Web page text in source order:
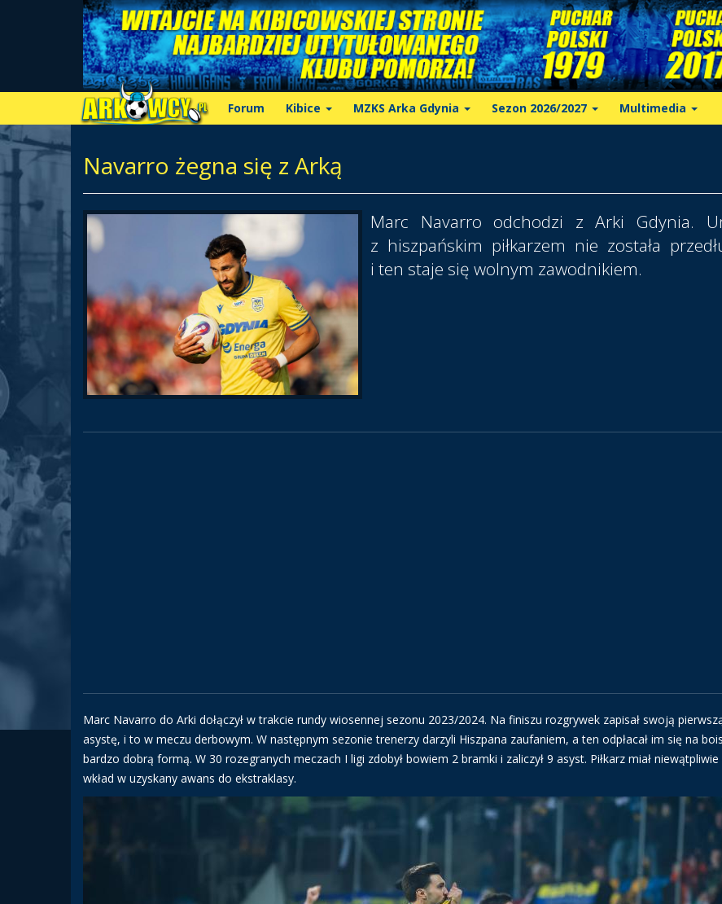
Forum Kibice MZKS Arka Gdynia Sezon 2026/2027 Multimedia
Navarro żegna się z Arką
Marc Navarro odchodzi z Arki Gdynia.
z hiszpańskim piłkarzem nie została
i ten staje się wolnym zawodnikiem.
Marc Navarro do Arki dołączył w trakcie rundy wiosennej sezonu 2023/2024. Na finiszu rozgrywek zapisał swoją
asystę, i to w meczu derbowym. W następnym sezonie trenerzy darzyli Hiszpana zaufaniem, a ten odpłacał im się na
bardzo dobrą formą. W 30 rozegranych meczach I ligi zdobył bowiem 2 bramki i zaliczył 9 asyst. Piłkarz miał niewątpliwie
wkład w uzyskany awans do ekstraklasy.